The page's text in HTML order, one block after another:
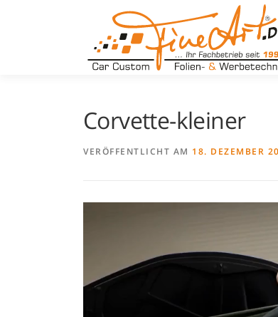
Corvette-kleiner
VERÖFFENTLICHT AM 18. DEZEMBER